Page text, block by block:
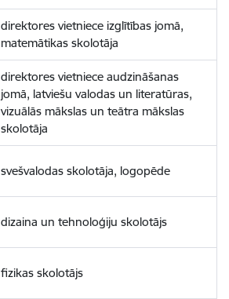
direktores vietniece izglītības jomā,
matemātikas skolotāja
direktores vietniece audzināšanas
jomā, latviešu valodas un literatūras,
vizuālās mākslas un teātra mākslas
skolotāja
svešvalodas skolotāja, logopēde
dizaina un tehnoloģiju skolotājs
fizikas skolotājs